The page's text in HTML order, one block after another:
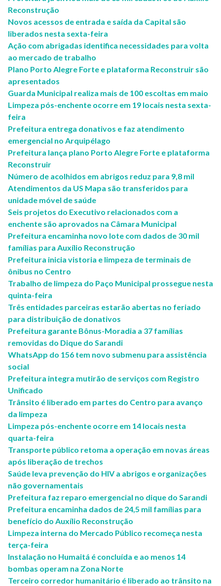
Reconstrução
Novos acessos de entrada e saída da Capital são
liberados nesta sexta-feira
Ação com abrigadas identifica necessidades para volta
ao mercado de trabalho
Plano Porto Alegre Forte e plataforma Reconstruir são
apresentados
Guarda Municipal realiza mais de 100 escoltas em maio
Limpeza pós-enchente ocorre em 19 locais nesta sexta-
feira
Prefeitura entrega donativos e faz atendimento
emergencial no Arquipélago
Prefeitura lança plano Porto Alegre Forte e plataforma
Reconstruir
Número de acolhidos em abrigos reduz para 9,8 mil
Atendimentos da US Mapa são transferidos para
unidade móvel de saúde
Seis projetos do Executivo relacionados com a
enchente são aprovados na Câmara Municipal
Prefeitura encaminha novo lote com dados de 30 mil
famílias para Auxílio Reconstrução
Prefeitura inicia vistoria e limpeza de terminais de
ônibus no Centro
Trabalho de limpeza do Paço Municipal prossegue nesta
quinta-feira
Três entidades parceiras estarão abertas no feriado
para distribuição de donativos
Prefeitura garante Bônus-Moradia a 37 famílias
removidas do Dique do Sarandi
WhatsApp do 156 tem novo submenu para assistência
social
Prefeitura integra mutirão de serviços com Registro
Unificado
Trânsito é liberado em partes do Centro para avanço
da limpeza
Limpeza pós-enchente ocorre em 14 locais nesta
quarta-feira
Transporte público retoma a operação em novas áreas
após liberação de trechos
Saúde leva prevenção do HIV a abrigos e organizações
não governamentais
Prefeitura faz reparo emergencial no dique do Sarandi
Prefeitura encaminha dados de 24,5 mil famílias para
benefício do Auxílio Reconstrução
Limpeza interna do Mercado Público recomeça nesta
terça-feira
Instalação no Humaitá é concluída e ao menos 14
bombas operam na Zona Norte
Terceiro corredor humanitário é liberado ao trânsito na